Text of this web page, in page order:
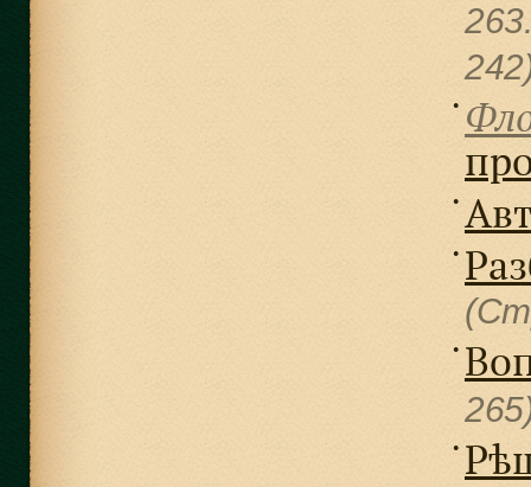
●
●
●
●
●